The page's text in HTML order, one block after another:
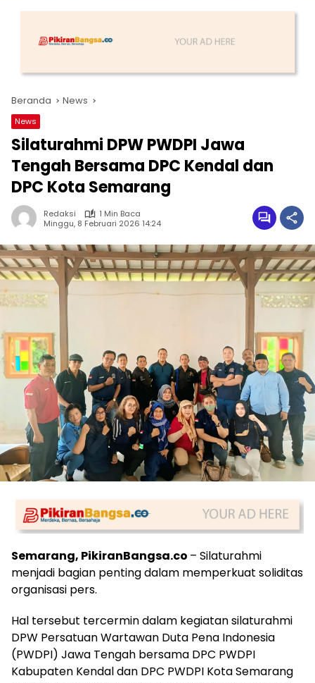
Beranda News
News
Silaturahmi DPW PWDPI Jawa
Tengah Bersama DPC Kendal dan
DPC Kota Semarang
Redaksi
1 Min Baca
Minggu, 8 Februari 2026 14:24
Semarang, PikiranBangsa.co – Silaturahmi
menjadi bagian penting dalam memperkuat soliditas
organisasi pers.
Hal tersebut tercermin dalam kegiatan silaturahmi
DPW Persatuan Wartawan Duta Pena Indonesia
(PWDPI) Jawa Tengah bersama DPC PWDPI
Kabupaten Kendal dan DPC PWDPI Kota Semarang